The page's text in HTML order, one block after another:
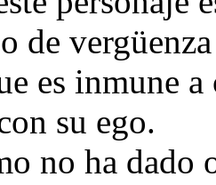
de
es inmune
su ego.
no ha dado